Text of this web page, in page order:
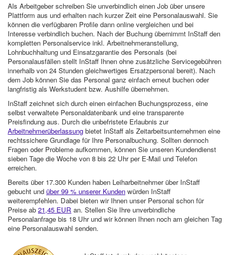
Als Arbeitgeber schreiben Sie unverbindlich einen Job über unsere
Plattform aus und erhalten nach kurzer Zeit eine Personalauswahl. Sie
können die verfügbaren Profile dann online vergleichen und bei
Interesse verbindlich buchen. Nach der Buchung übernimmt InStaff den
kompletten Personalservice inkl. Arbeitnehmeranstellung,
Lohnbuchhaltung und Einsatzgarantie des Personals (bei
Personalausfällen stellt InStaff Ihnen ohne zusätzliche Servicegebühren
innerhalb von 24 Stunden gleichwertiges Ersatzpersonal bereit). Nach
dem Job können Sie das Personal ganz einfach erneut buchen oder
langfristig als Werkstudent bzw. Aushilfe übernehmen.
InStaff zeichnet sich durch einen einfachen Buchungsprozess, eine
selbst verwaltete Personaldatenbank und eine transparente
Preisfindung aus. Durch die unbefristete Erlaubnis zur
Arbeitnehmerüberlassung bietet InStaff als Zeitarbeitsunternehmen eine
rechtssichere Grundlage für Ihre Personalbuchung. Sollten dennoch
Fragen oder Probleme aufkommen, können Sie unseren Kundendienst
sieben Tage die Woche von 8 bis 22 Uhr per E-Mail und Telefon
erreichen.
Bereits über 17.300 Kunden haben Leiharbeitnehmer über InStaff
gebucht und über 99 % unserer Kunden würden InStaff
weiterempfehlen. Dabei bieten wir Ihnen unser Personal schon für
Preise ab 21,45 EUR an. Stellen Sie Ihre unverbindliche
Personalanfrage bis 18 Uhr und wir können Ihnen noch am gleichen Tag
eine Personalauswahl senden.